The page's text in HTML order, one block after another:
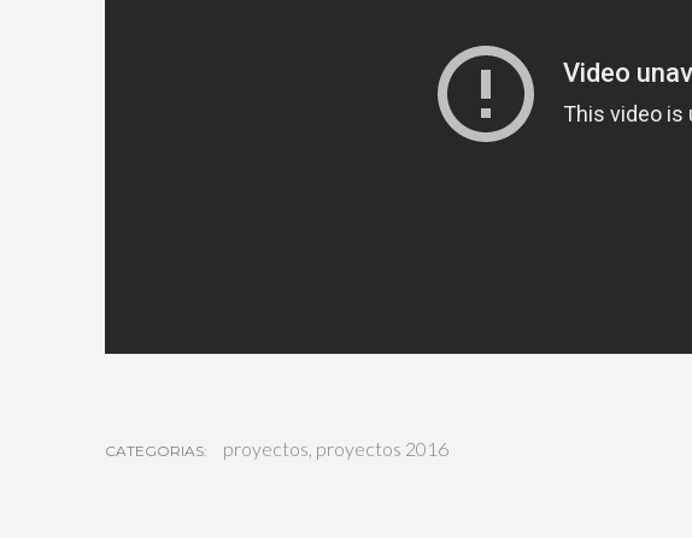
CATEGORIAS: proyectos, proyectos 2016